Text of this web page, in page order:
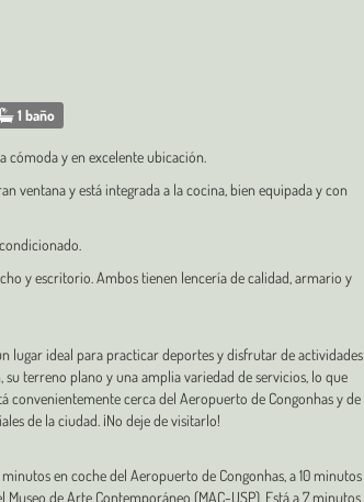
1 baño
y en excelente ubicación.
ventana y está integrada a la cocina, bien equipada y con
y escritorio. Ambos tienen lencería de calidad, armario y
lugar ideal para practicar deportes y disfrutar de actividades
terreno plano y una amplia variedad de servicios, lo que
convenientemente cerca del Aeropuerto de Congonhas y de
de la ciudad. ¡No deje de visitarlo!
en coche del Aeropuerto de Congonhas, a 10 minutos
de Arte Contemporáneo (MAC-USP). Está a 7 minutos